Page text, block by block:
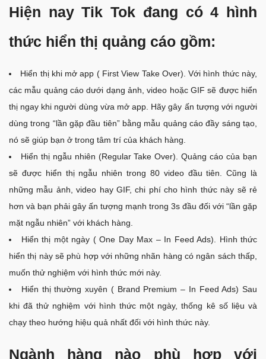
Hiện nay Tik Tok đang có 4 hình
thức hiển thị quảng cáo gồm:
Hiển thị khi mở app ( First View Take Over). Với hình thức này,
các mẫu quảng cáo dưới dạng ảnh, video hoặc GIF sẽ được hiển
thị ngay khi người dùng vừa mở app. Hãy gây ấn tượng với người
dùng trong “lần gặp đầu tiên” bằng mẫu quảng cáo đầy sáng tạo,
nó sẽ giúp bạn ở trong tâm trí của khách hàng.
Hiển thị ngẫu nhiên (Regular Take Over). Quảng cáo của bạn
sẽ được hiển thị ngẫu nhiên trong 80 video đầu tiên. Cũng là
những mẫu ảnh, video hay GIF, chi phí cho hình thức này sẽ rẻ
hơn và bạn phải gây ấn tượng mạnh trong 3s đầu đối với “lần gặp
mặt ngẫu nhiên” với khách hàng.
Hiển thị một ngày ( One Day Max – In Feed Ads). Hình thức
hiển thị này sẽ phù hợp với những nhãn hàng có ngân sách thấp,
muốn thử nghiệm với hình thức mới này.
Hiển thị thường xuyên ( Brand Premium – In Feed Ads) Sau
khi đã thử nghiệm với hình thức một ngày, thống kê số liệu và
chạy theo hướng hiệu quả nhất đối với hình thức này.
Ngành hàng nào phù hợp với